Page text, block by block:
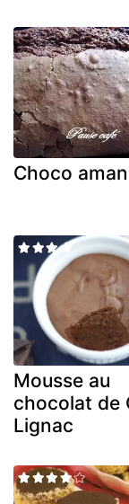
Choco
Mousse au
chocolat de
Lignac